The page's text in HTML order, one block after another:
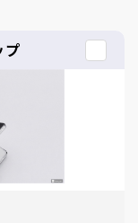
プ